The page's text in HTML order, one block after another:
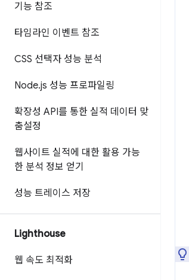
기능 참조
타임라인 이벤트 참조
CSS 선택자 성능 분석
Node.js 성능 프로파일링
확장성 API를 통한 실적 데이터 맞
춤설정
웹사이트 실적에 대한 활용 가능
한 분석 정보 얻기
성능 트레이스 저장
Lighthouse
웹 속도 최적화